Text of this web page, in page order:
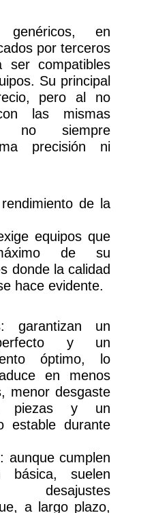
genéricos, en
por terceros
ser compatibles
Su principal
pero al no
las mismas
no siempre
precisión ni
de la
equipos que
de su
donde la calidad
hace evidente.
: garantizan un
y un
óptimo, lo
en menos
menor desgaste
piezas y un
estable durante
: aunque cumplen
básica, suelen
desajustes
a largo plazo,